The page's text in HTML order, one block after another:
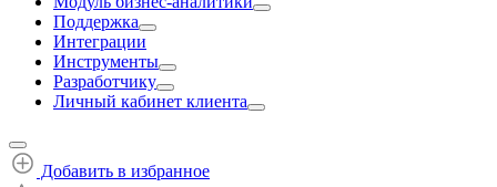
Поддержка
Интеграции
Инструменты
Разработчику
Личный кабинет клиента
Добавить в избранное